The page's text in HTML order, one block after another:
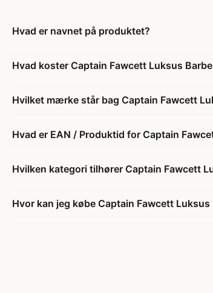
Hvad er navnet på produktet?
Hvad koster Captain Fawcett Luksus
Hvilket mærke står bag Captain Fawcett
Hvad er EAN / Produktid for Captain
Hvilken kategori tilhører Captain Fawcett
Hvor kan jeg købe Captain Fawcett